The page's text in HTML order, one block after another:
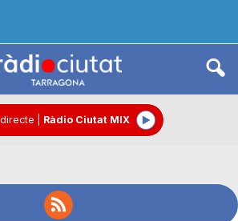
Ràdio Ciutat MIX